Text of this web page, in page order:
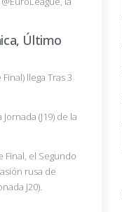
Último
llega Tras 3
(J19) de la
Final, el Segundo
rusa de
J20).